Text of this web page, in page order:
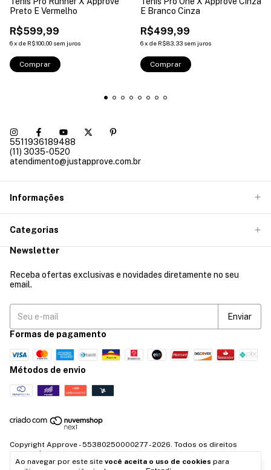
Ao navegar por este site você aceita o uso de cookies para
Preto E Vermelho
R$599,99
6x de R$100,00 sem juros
Comprar
E Branco Cinza
R$499,99
6x de R$83,33 sem juros
Comprar
5511936189488
(11) 3035-0520
atendimento@justapprove.com.br
Informações
Categorias
Newsletter
Receba ofertas exclusivas e novidades diretamente no seu
email.
Formas de pagamento
Métodos de envio
Copyright Approve - 55380250000277 - 2026. Todos os direitos
reservados.